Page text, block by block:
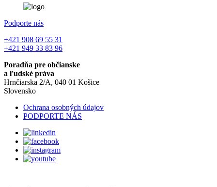
Podporte nás
+421 908 69 55 31
+421 949 33 83 96
Poradňa pre občianske
a ľudské práva
Hrnčiarska 2/A, 040 01 Košice
Slovensko
Ochrana osobných údajov
PODPORTE NÁS